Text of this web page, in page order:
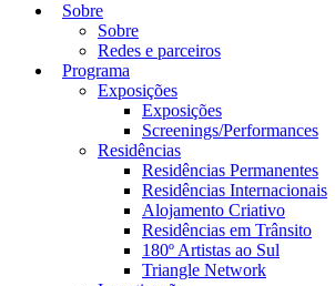
Sobre
Sobre
Redes e parceiros
Programa
Exposições
Exposições
Screenings/Performances
Residências
Residências Permanentes
Residências Internacionais
Alojamento Criativo
Residências em Trânsito
180º Artistas ao Sul
Triangle Network